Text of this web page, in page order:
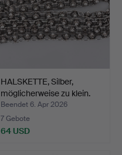
HALSKETTE, Silber,
möglicherweise zu klein.
Beendet 6. Apr 2026
7 Gebote
64 USD